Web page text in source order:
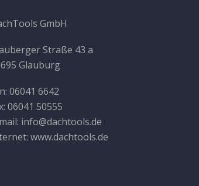
GmbH
Straße 43 a
Glauburg
06041 6642
06041 50555
info@dachtools.de
www.dachtools.de